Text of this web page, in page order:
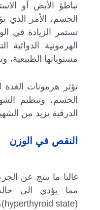
تباطؤ الأيض أو
الجسم، الأمر الذي
تستمر الزيادة في
الهرمونية
مستوياتها الطبيعية،
تؤثر هرمونات
الجسم، وتنظيم
الدرقية يزيد من
النقص في الوزن
غالبا ما ينتج عن
مما يؤدي الى
(hyperthyroid state)، مما يؤدي إلى فقدان الوزن.